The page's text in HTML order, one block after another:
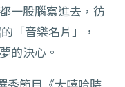
一股腦寫進去，彷
「音樂名片」，
的決心。